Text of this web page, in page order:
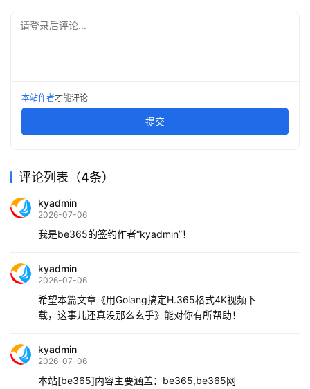
请登录后评论...
本站作者才能评论
提交
评论列表（4条）
kyadmin
2026-07-06
我是be365的签约作者“kyadmin”！
kyadmin
2026-07-06
希望本篇文章《用Golang搞定H.365格式4K视频下
载，这事儿还真没那么玄乎》能对你有所帮助！
kyadmin
2026-07-06
本站[be365]内容主要涵盖：be365,be365网